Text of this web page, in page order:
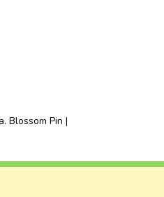
Blossom Pin |